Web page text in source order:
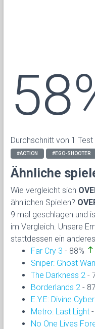
Durchschnitt von 1 Test
#ACTION #EGO-SHOOTER
Ähnliche
Wie vergleicht sich
ähnlichen Spielen?
9 mal geschlagen und
im Vergleich. Unsere
stattdessen ein anderes
Far Cry 3 - 88% north
Sniper: Ghost
The Darkness 2 -
Borderlands 2 -
E.Y.E: Divine
Metro: Last Light
No One Lives